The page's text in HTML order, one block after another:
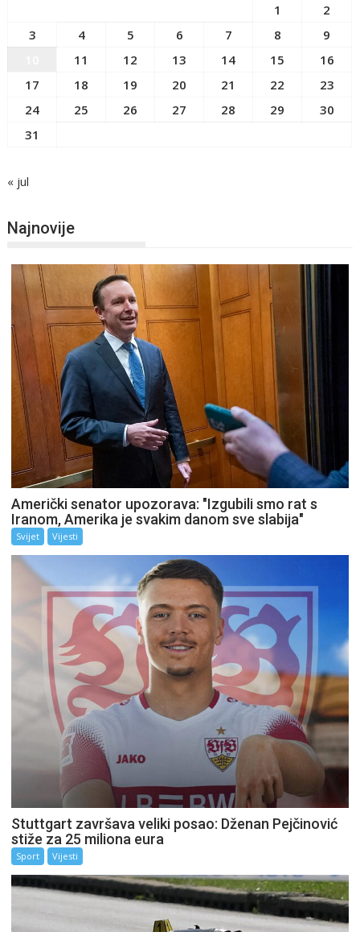
1
2
3
4 5 6 7 8
9
11 12 13 14 15
16
17
18 19 20 21 22
23
24
25 26 27 28 29
30
31
« jul
Najnovije
Američki senator upozorava: "Izgubili smo rat s
Iranom, Amerika je svakim danom sve slabija"
Svijet Vijesti
Stuttgart završava veliki posao: Dženan Pejčinović
stiže za 25 miliona eura
Sport Vijesti